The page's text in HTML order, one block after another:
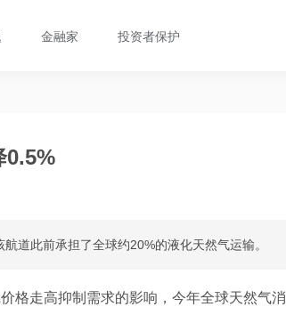
金融家 投资者保护
0.5%
道此前承担了全球约20%的液化天然气运输。
格走高抑制需求的影响，今年全球天然气消